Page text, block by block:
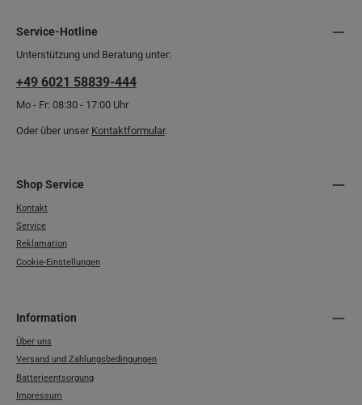
Service-Hotline
Unterstützung und Beratung unter:
+49 6021 58839-444
Mo - Fr: 08:30 - 17:00 Uhr
Oder über unser Kontaktformular.
Shop Service
Kontakt
Service
Reklamation
Cookie-Einstellungen
Information
Über uns
Versand und Zahlungsbedingungen
Batterieentsorgung
Impressum